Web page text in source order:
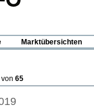
Marktübersichten
65